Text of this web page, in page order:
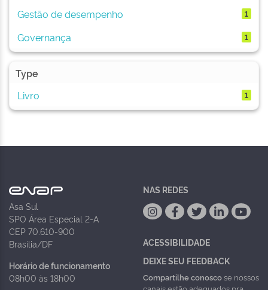
Gestão de desempenho 1
Governança 1
Type
Livro
1
Asa Sul
SPO Área Especial 2-A
CEP 70.610-900
Brasília/DF
Horário de funcionamento
08h00 às 18h00
NAS REDES
ACESSIBILIDADE
DEIXE SEU FEEDBACK
Compartilhe conoscose nossos